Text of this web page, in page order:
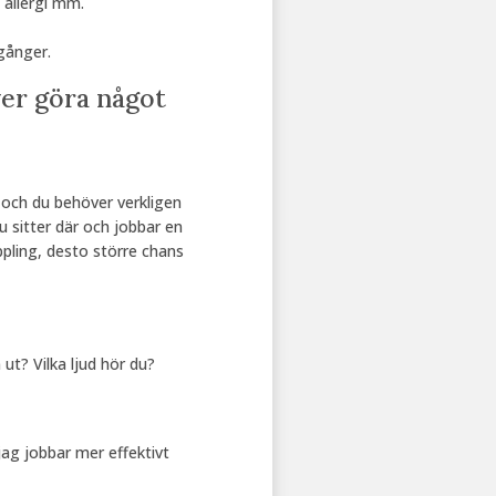
göra något
du behöver verkligen
sitter där och jobbar en
desto större chans
Vilka ljud hör du?
jobbar mer effektivt